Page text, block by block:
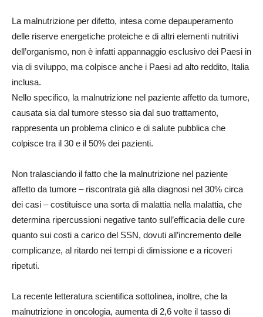
La malnutrizione per difetto, intesa come depauperamento
delle riserve energetiche proteiche e di altri elementi nutritivi
dell’organismo, non è infatti appannaggio esclusivo dei Paesi in
via di sviluppo, ma colpisce anche i Paesi ad alto reddito, Italia
inclusa.
Nello specifico, la malnutrizione nel paziente affetto da tumore,
causata sia dal tumore stesso sia dal suo trattamento,
rappresenta un problema clinico e di salute pubblica che
colpisce tra il 30 e il 50% dei pazienti.
Non tralasciando il fatto che la malnutrizione nel paziente
affetto da tumore – riscontrata già alla diagnosi nel 30% circa
dei casi – costituisce una sorta di malattia nella malattia, che
determina ripercussioni negative tanto sull’efficacia delle cure
quanto sui costi a carico del SSN, dovuti all’incremento delle
complicanze, al ritardo nei tempi di dimissione e a ricoveri
ripetuti.
La recente letteratura scientifica sottolinea, inoltre, che la
malnutrizione in oncologia, aumenta di 2,6 volte il tasso di